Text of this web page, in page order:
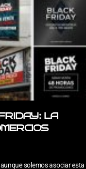
LA
solemos asociar esta